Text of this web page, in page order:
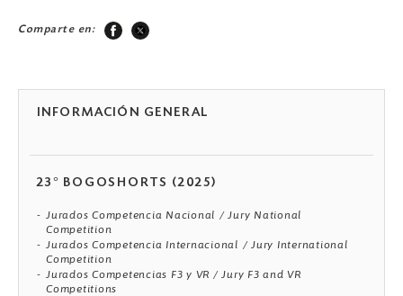
Comparte en:
INFORMACIÓN GENERAL
23° BOGOSHORTS (2025)
Jurados Competencia Nacional / Jury National
Competition
Jurados Competencia Internacional / Jury International
Competition
Jurados Competencias F3 y VR / Jury F3 and VR
Competitions